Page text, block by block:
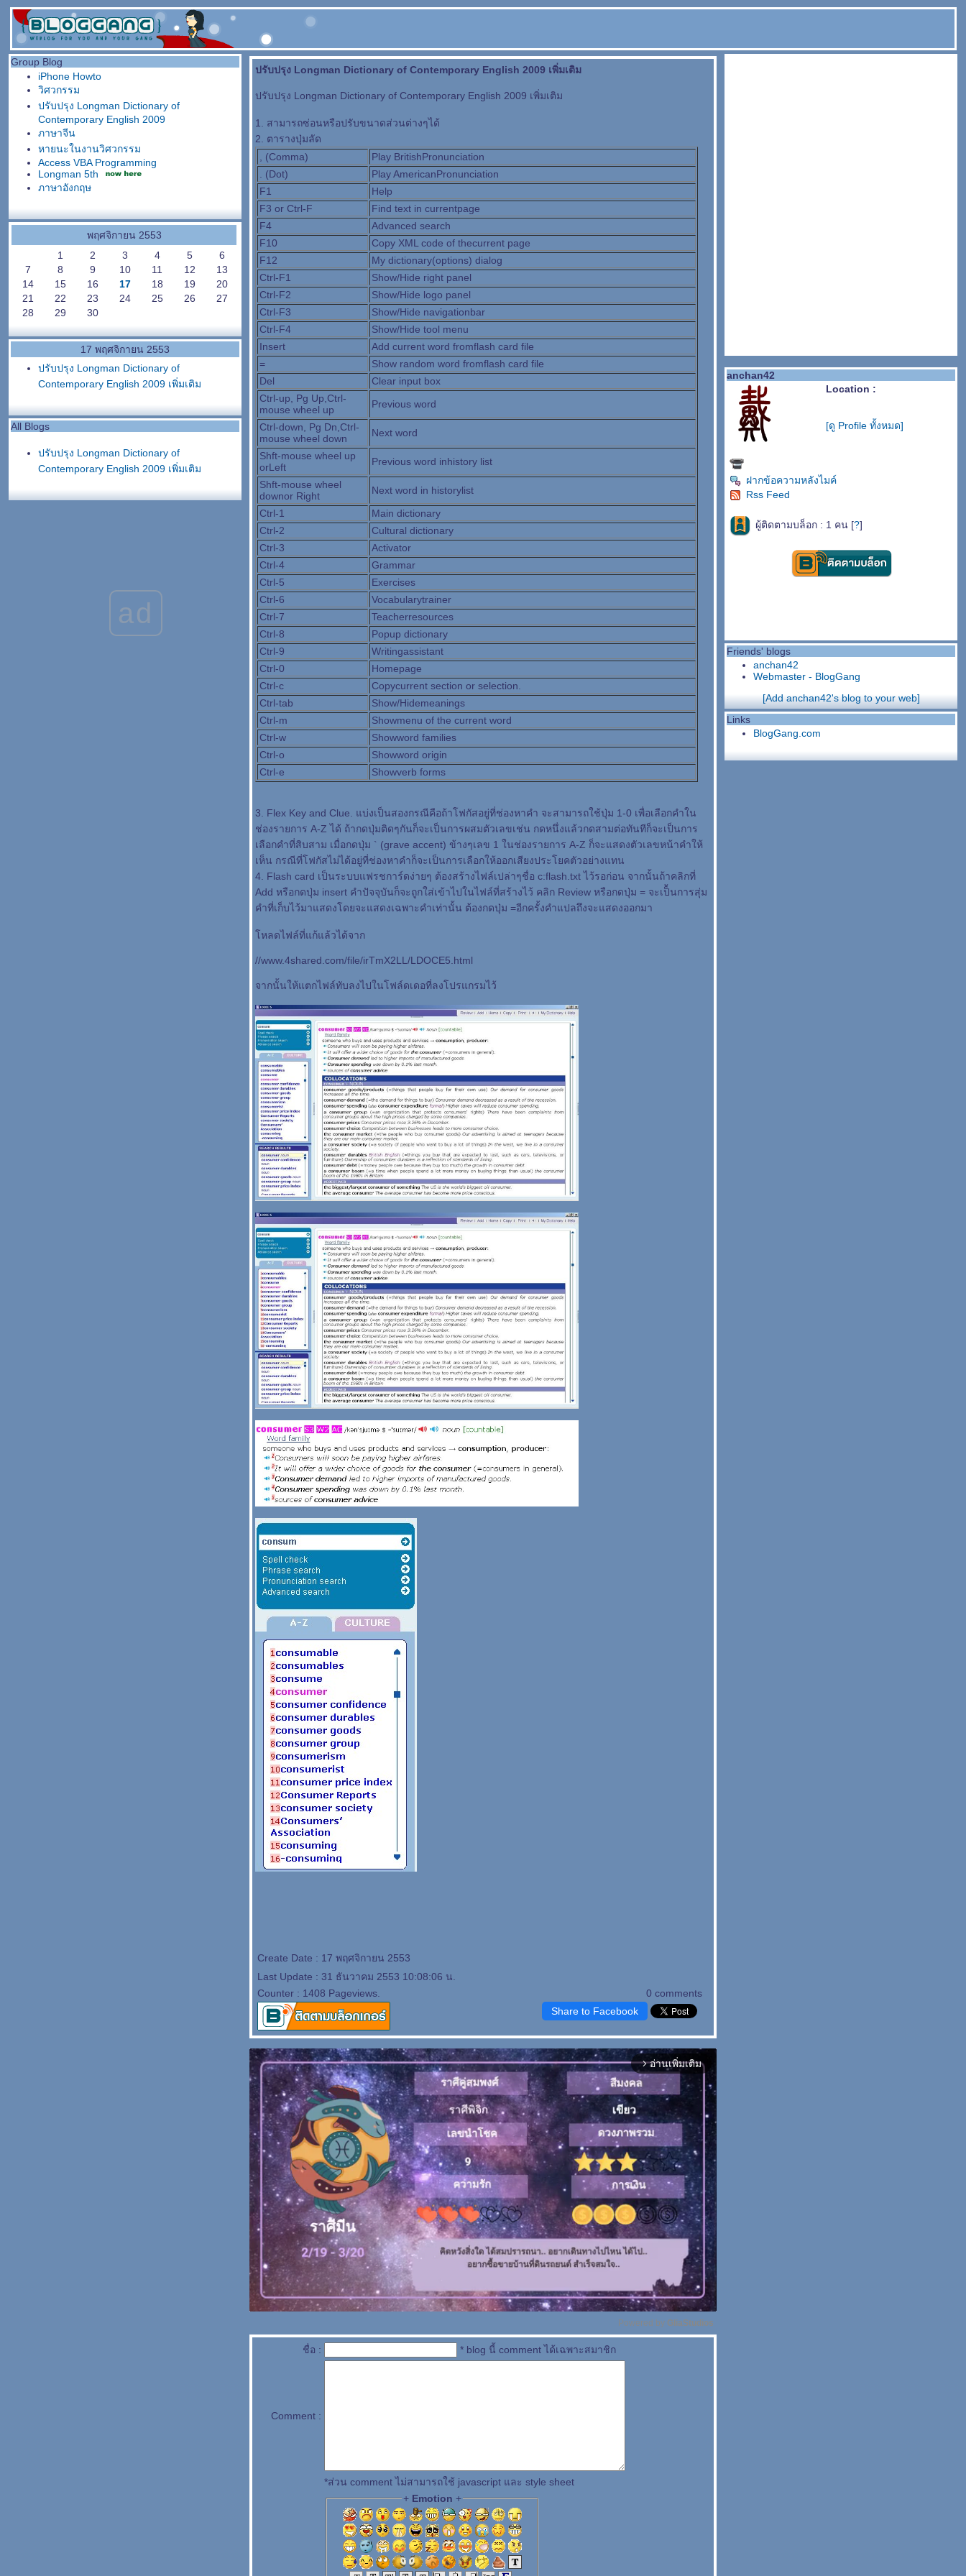
Group Blog
iPhone Howto
วิศวกรรม
ปรับปรุง Longman Dictionary of
Contemporary English 2009
ภาษาจีน
หายนะในงานวิศวกรรม
Access VBA Programming
Longman 5th
ภาษาอังกฤษ
พฤศจิกายน 2553
1
2 3 4 5
6
7
8 9 10 11 12
13
14
15 16 17 18 19
20
21
22 23 24 25 26
27
28
29 30
17 พฤศจิกายน 2553
ปรับปรุง Longman Dictionary of
Contemporary English 2009 เพิ่มเติม
All Blogs
ปรับปรุง Longman Dictionary of
Contemporary English 2009 เพิ่มเติม
ad
ปรับปรุง Longman Dictionary of Contemporary English 2009 เพิ่มเติม
ปรับปรุง Longman Dictionary of Contemporary English 2009 เพิ่มเติม
1. สามารถซ่อนหรือปรับขนาดส่วนต่างๆได้
2. ตารางปุ่มลัด
, (Comma)
Play BritishPronunciation
. (Dot)
Play AmericanPronunciation
F1
Help
F3 or Ctrl-F
Find text in currentpage
F4
Advanced search
F10
Copy XML code of thecurrent page
F12
My dictionary(options) dialog
Ctrl-F1
Show/Hide right panel
Ctrl-F2
Show/Hide logo panel
Ctrl-F3
Show/Hide navigationbar
Ctrl-F4
Show/Hide tool menu
Insert
Add current word fromflash card file
=
Show random word fromflash card file
Del
Clear input box
Ctrl-up, Pg Up,Ctrl-
mouse wheel up
Previous word
Ctrl-down, Pg Dn,Ctrl-
mouse wheel down
Next word
Shft-mouse wheel up
orLeft
Previous word inhistory list
Shft-mouse wheel
downor Right
Next word in historylist
Ctrl-1
Main dictionary
Ctrl-2
Cultural dictionary
Ctrl-3
Activator
Ctrl-4
Grammar
Ctrl-5
Exercises
Ctrl-6
Vocabularytrainer
Ctrl-7
Teacherresources
Ctrl-8
Popup dictionary
Ctrl-9
Writingassistant
Ctrl-0
Homepage
Ctrl-c
Copycurrent section or selection.
Ctrl-tab
Show/Hidemeanings
Ctrl-m
Showmenu of the current word
Ctrl-w
Showword families
Ctrl-o
Showword origin
Ctrl-e
Showverb forms
3. Flex Key and Clue. แบ่งเป็นสองกรณีคือถ้าโฟกัสอยู่ที่ช่องหาคำ จะสามารถใช้ปุ่ม 1-0 เพื่อเลือกคำใน
ช่องรายการ A-Z ได้ ถ้ากดปุ่มติดๆกันก็จะเป็นการผสมตัวเลขเช่น กดหนึ่งแล้วกดสามต่อทันทีก็จะเป็นการ
เลือกคำที่สิบสาม เมื่อกดปุ่ม ` (grave accent) ข้างๆเลข 1 ในช่องรายการ A-Z ก็จะแสดงตัวเลขหน้าคำให้
เห็น กรณีที่โฟกัสไม่ได้อยู่ที่ช่องหาคำก็จะเป็นการเลือกให้ออกเสียงประโยคตัวอย่างแทน
4. Flash card เป็นระบบแฟรชการ์ดง่ายๆ ต้องสร้างไฟล์เปล่าๆชื่อ c:flash.txt ไว้รอก่อน จากนั้นถ้าคลิกที่
Add หรือกดปุ่ม insert คำปัจจุบันก็จะถูกใส่เข้าไปในไฟล์ที่สร้างไว้ คลิก Review หรือกดปุ่ม = จะเป็้นการสุ่ม
คำที่เก็บไว้มาแสดงโดยจะแสดงเฉพาะคำเท่านั้น ต้องกดปุ่ม =อีกครั้งคำแปลถึงจะแสดงออกมา
หลดไฟล์ที่แก้แล้วได้จาก
//www.4shared.com/file/irTmX2LL/LDOCE5.html
จากนั้นให้แตกไฟล์ทับลงไปในโฟล์ดเดอที่ลงโปรแกรมไว้
Create Date : 17 พฤศจิกายน 2553
0 comments
Last Update : 31 ธันวาคม 2553 10:08:06 น.
Counter : 1408 Pageviews.
Share to Facebook
arrow_forward_ios อ่านเพิ่มเติม
Powered by GliaStudios
ชื่อ : * blog นี้ comment ได้เฉพาะสมาชิก
Comment :
*ส่วน comment ไม่สามารถใช้ javascript และ style sheet
+ Emotion +
anchan42
Location :
[ดู Profile ทั้งหมด]
ฝากข้อความหลังไมค์
Rss Feed
ผู้ติดตามบล็อก : 1 คน [?]
Friends' blogs
anchan42
Webmaster - BlogGang
[Add anchan42's blog to your web]
Links
BlogGang.com